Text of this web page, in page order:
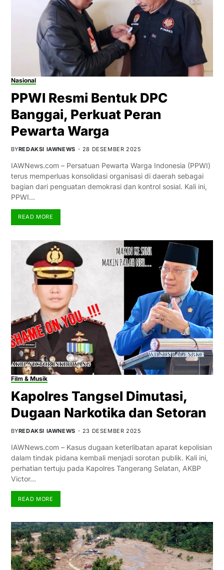
Nasional
PPWI Resmi Bentuk DPC
Banggai, Perkuat Peran
Pewarta Warga
BYREDAKSI IAWNEWS 28 DESEMBER 2025
IAWNews.com – Persatuan Pewarta Warga Indonesia (PPWI)
terus memperluas konsolidasi organisasi di daerah sebagai
bagian dari penguatan demokrasi dan kontrol sosial. Kali ini,
PPWI…
READ MORE
Film & Musik
Kapolres Tangsel Dimutasi,
Dugaan Narkotika dan Setoran
BYREDAKSI IAWNEWS 23 DESEMBER 2025
IAWNews.com – Kasus dugaan keterlibatan aparat kepolisian
dalam tindak pidana kembali menjadi sorotan publik. Kali ini,
perhatian tertuju pada Kapolres Tangerang Selatan, AKBP
Victor…
READ MORE